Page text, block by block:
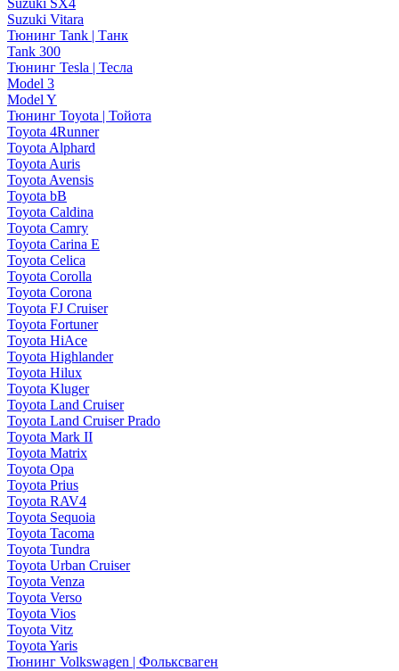
Suzuki SX4
Suzuki Vitara
Тюнинг Tank | Танк
Tank 300
Тюнинг Tesla | Тесла
Model 3
Model Y
Тюнинг Toyota | Тойота
Toyota 4Runner
Toyota Alphard
Toyota Auris
Toyota Avensis
Toyota bB
Toyota Caldina
Toyota Camry
Toyota Carina E
Toyota Celica
Toyota Corolla
Toyota Corona
Toyota FJ Cruiser
Toyota Fortuner
Toyota HiAce
Toyota Highlander
Toyota Hilux
Toyota Kluger
Toyota Land Cruiser
Toyota Land Cruiser Prado
Toyota Mark II
Toyota Matrix
Toyota Opa
Toyota Prius
Toyota RAV4
Toyota Sequoia
Toyota Tacoma
Toyota Tundra
Toyota Urban Cruiser
Toyota Venza
Toyota Verso
Toyota Vios
Toyota Vitz
Toyota Yaris
Тюнинг Volkswagen | Фольксваген